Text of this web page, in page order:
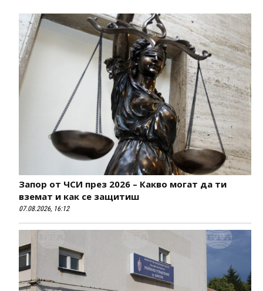
Запор от ЧСИ през 2026 – Какво могат да ти
вземат и как се защитиш
07.08.2026, 16:12